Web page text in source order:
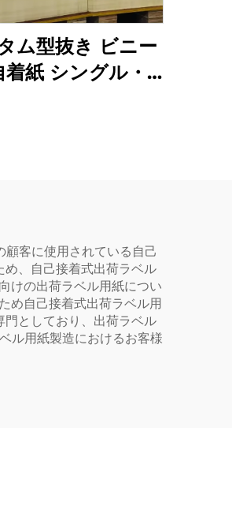
ム型抜き ビニー
着紙 シングル・
客に使用されている自己
、自己接着式出荷ラベル
けの出荷ラベル用紙につい
め自己接着式出荷ラベル用
としており、出荷ラベル
ル用紙製造におけるお客様